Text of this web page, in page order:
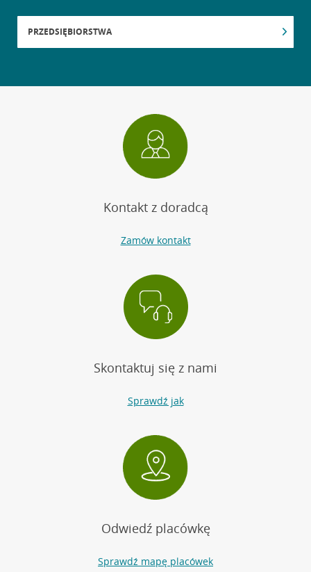
PRZEDSIĘBIORSTWA
Kontakt z doradcą
Zamów kontakt
Skontaktuj się z nami
Sprawdź jak
Odwiedź placówkę
Sprawdź mapę placówek